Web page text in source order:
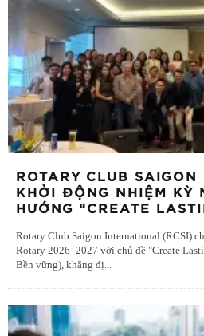
ROTARY CLUB
KHỞI ĐỘNG NHIỆM KỲ
HƯỚNG “CREATE
Rotary Club Saigon International (RCSI)
Rotary 2026–2027 với chủ đề "Create
Bền vững), khẳng đị...